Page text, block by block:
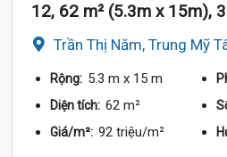
12, 62 m² (5.3m x 15m),
Trần Thị Năm, Trung Mỹ
Rộng: 5.3 m x 15 m
Diện tích: 62 m²
Giá/m²: 92 triệu/m²